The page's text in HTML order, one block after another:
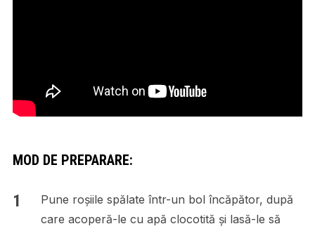
MOD DE PREPARARE:
Pune roșiile spălate într-un bol încăpător, după
care acoperă-le cu apă clocotită și lasă-le să